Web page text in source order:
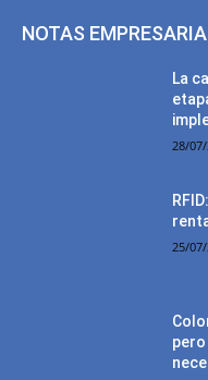
NOTAS
La
28/
25/